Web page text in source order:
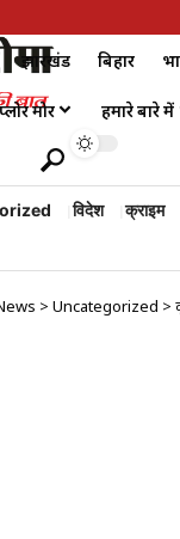
झारखंड बिहार
मोर हमारे बारे में
विदेश क्राइम
> Uncategorized >